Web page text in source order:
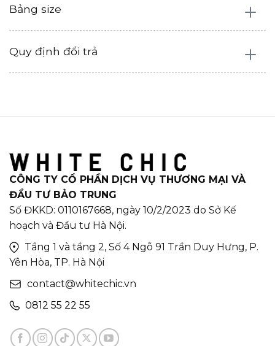
Bảng size
Quy định đổi trả
CÔNG TY CỔ PHẦN DỊCH VỤ THƯƠNG MẠI VÀ
ĐẦU TƯ BẢO TRUNG
Số ĐKKD: 0110167668, ngày 10/2/2023 do Sở Kế
hoạch và Đầu tư Hà Nội.
Tầng 1 và tầng 2, Số 4 Ngõ 91 Trần Duy Hưng, P.
Yên Hòa, TP. Hà Nội
contact@whitechic.vn
0812 55 22 55